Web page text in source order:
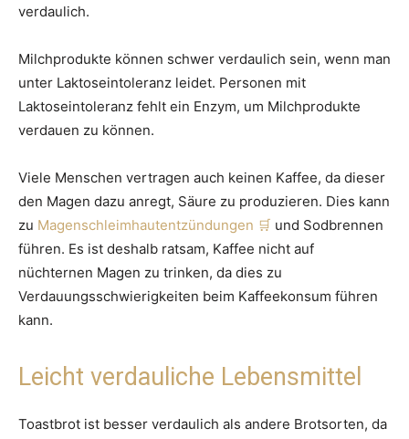
verdaulich.
Milchprodukte können schwer verdaulich sein, wenn man
unter Laktoseintoleranz leidet. Personen mit
Laktoseintoleranz fehlt ein Enzym, um Milchprodukte
verdauen zu können.
Viele Menschen vertragen auch keinen Kaffee, da dieser
den Magen dazu anregt, Säure zu produzieren. Dies kann
zu Magenschleimhautentzündungen
und Sodbrennen
führen. Es ist deshalb ratsam, Kaffee nicht auf
nüchternen Magen zu trinken, da dies zu
Verdauungsschwierigkeiten beim Kaffeekonsum führen
kann.
Leicht verdauliche Lebensmittel
Toastbrot ist besser verdaulich als andere Brotsorten, da